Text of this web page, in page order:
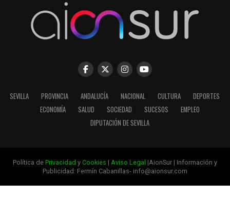
SEVILLA PROVINCIA ANDALUCÍA NACIONAL CULTURA
DEPORTES
ECONOMÍA
SALUD SOCIEDAD SUCESOS
EMPLEO
DIPUTACIÓN DE SEVILLA
Política de Privacidad y Cookies | Aviso Legal |AionSur | Información y
Publicidad: Fermín Cabanillas- info@aionsur.com